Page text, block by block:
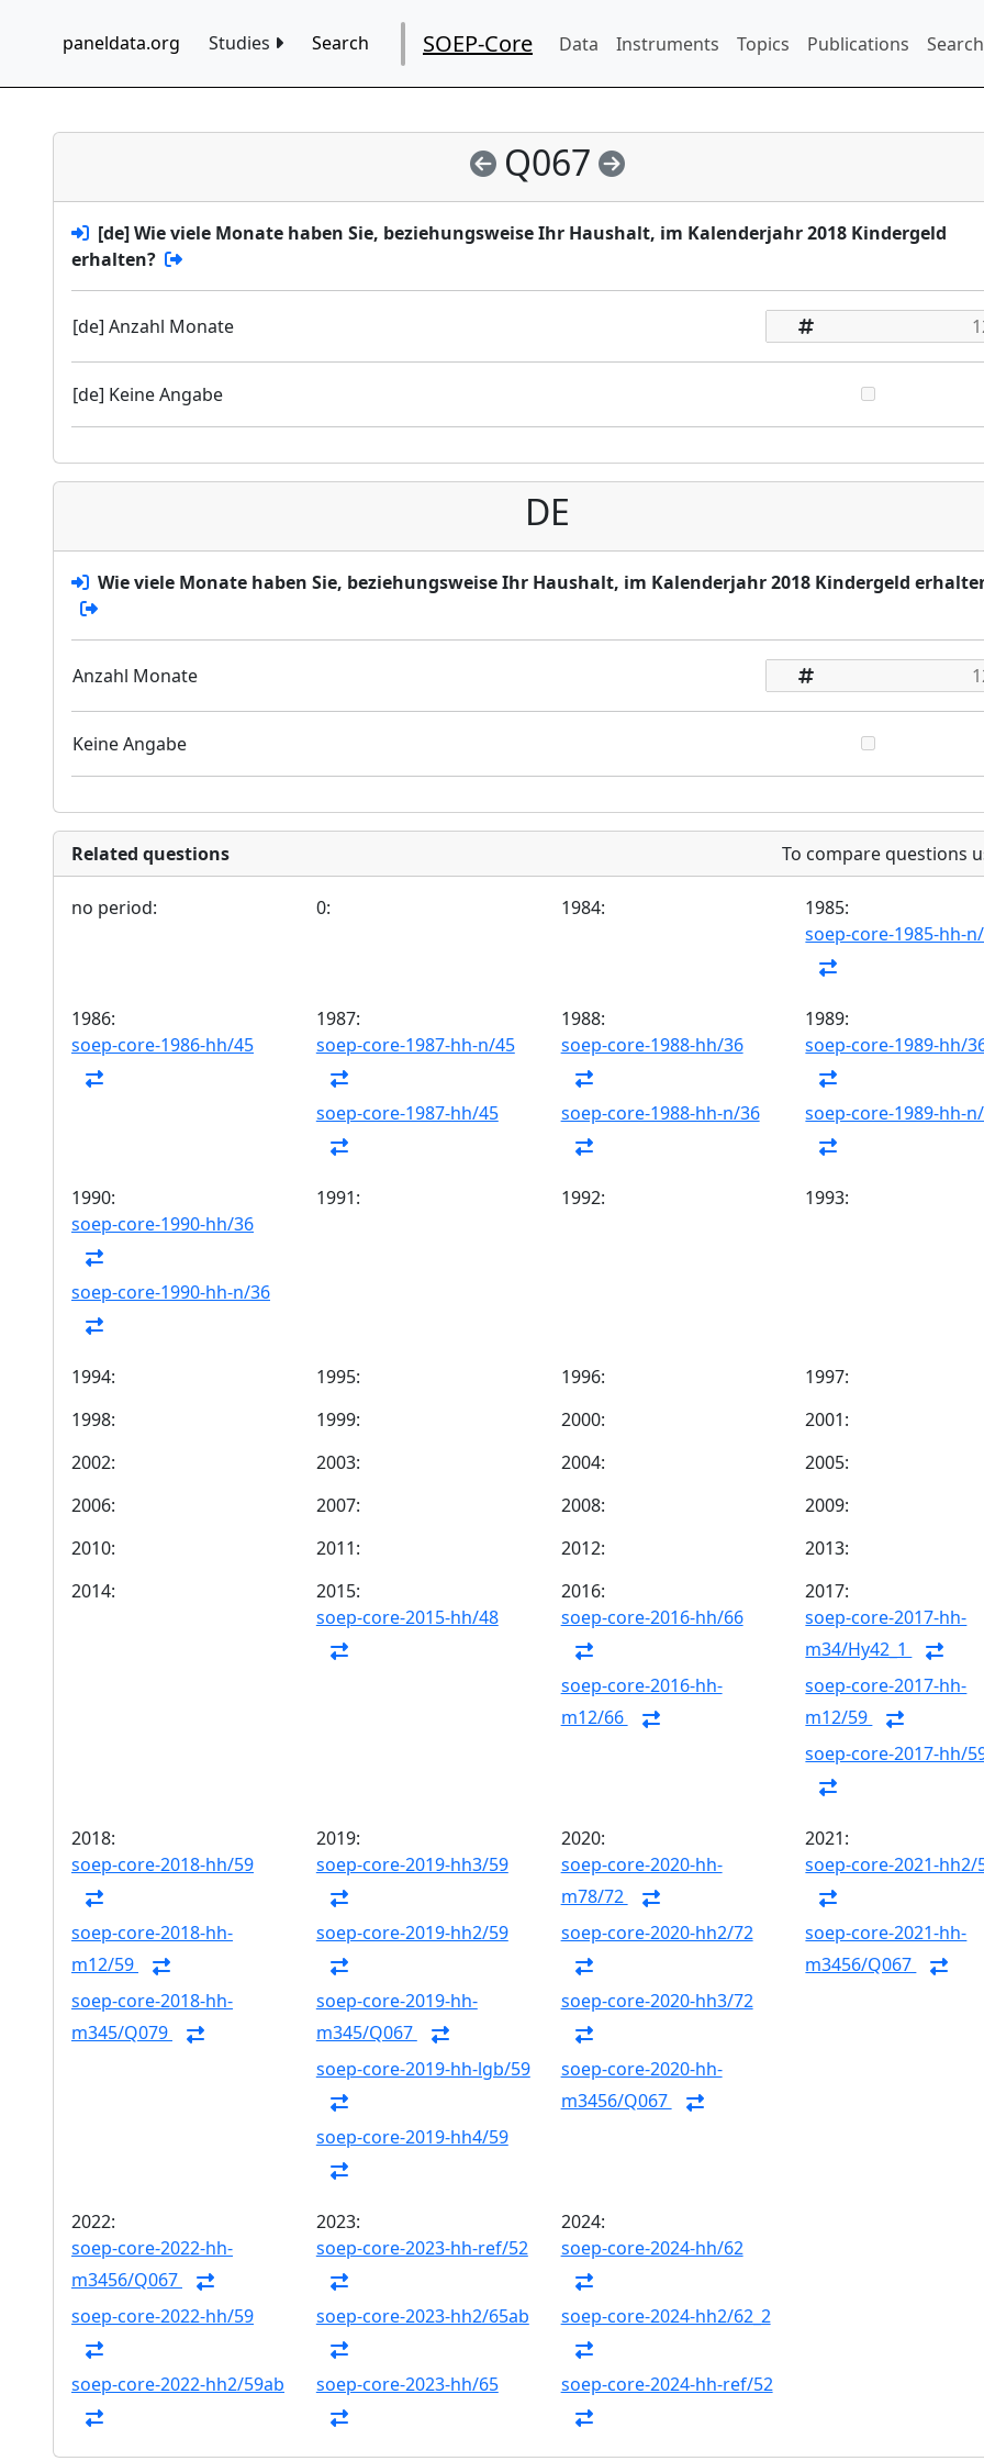
paneldata.org Studies Search SOEP-Core Data Instruments Topics Publications
Q067
[de] Wie viele Monate haben Sie, beziehungsweise Ihr Haushalt, im Kalenderjahr 2018 Kindergeld
erhalten?
[de] Anzahl Monate
[de] Keine Angabe
DE
Wie viele Monate haben Sie, beziehungsweise Ihr Haushalt, im Kalenderjahr 2018 Kindergeld
Anzahl Monate
Keine Angabe
Related questions To compare questions
no period: 0: 1984:
1985:
soep-core-1985-hh-
1986:
soep-core-1986-hh/45
1987:
soep-core-1987-hh-n/45
soep-core-1987-hh/45
1988:
soep-core-1988-hh/36
soep-core-1988-hh-n/36
1989:
soep-core-1989-hh/
soep-core-1989-hh-
1990:
soep-core-1990-hh/36
soep-core-1990-hh-n/36
1991: 1992: 1993:
1994: 1995: 1996:
1997:
1998:
1999: 2000:
2001:
2002:
2003: 2004:
2005:
2006:
2007: 2008:
2009:
2010:
2011: 2012:
2013:
2014:
2015:
soep-core-2015-hh/48
2016:
soep-core-2016-hh/66
soep-core-2016-hh-
m12/66
2017:
soep-core-2017-hh-
m34/Hy42_1
soep-core-2017-hh-
m12/59
soep-core-2017-hh/
2018:
soep-core-2018-hh/59
soep-core-2018-hh-
m12/59
soep-core-2018-hh-
m345/Q079
2019:
soep-core-2019-hh3/59
soep-core-2019-hh2/59
soep-core-2019-hh-
m345/Q067
soep-core-2019-hh-lgb/59
soep-core-2019-hh4/59
2020:
soep-core-2020-hh-
m78/72
soep-core-2020-hh2/72
soep-core-2020-hh3/72
soep-core-2020-hh-
m3456/Q067
2021:
soep-core-2021-hh2/
soep-core-2021-hh-
m3456/Q067
2022:
soep-core-2022-hh-
m3456/Q067
soep-core-2022-hh/59
soep-core-2022-hh2/59ab
2023:
soep-core-2023-hh-ref/52
soep-core-2023-hh2/65ab
soep-core-2023-hh/65
2024:
soep-core-2024-hh/62
soep-core-2024-hh2/62_2
soep-core-2024-hh-ref/52